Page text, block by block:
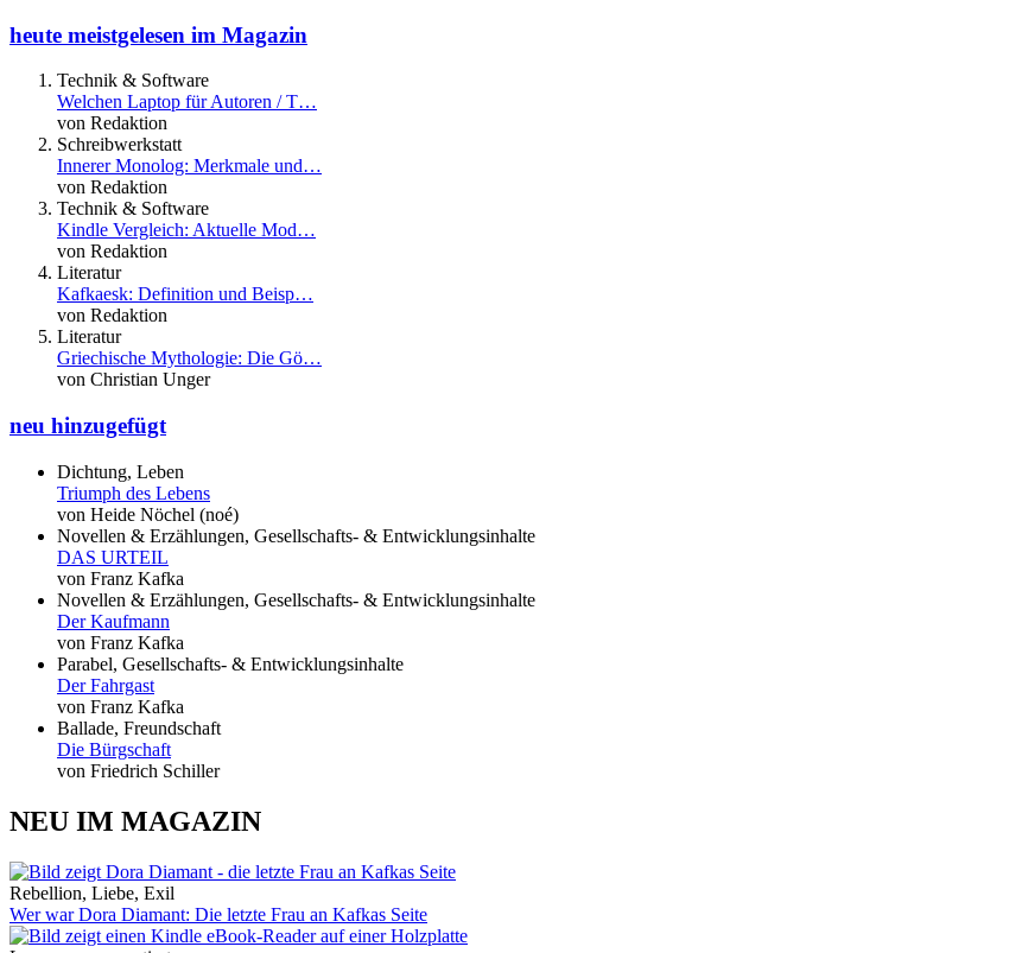
heute meistgelesen im Magazin
Technik & Software
Welchen Laptop für Autoren / T…
von Redaktion
Schreibwerkstatt
Innerer Monolog: Merkmale und…
von Redaktion
Technik & Software
Kindle Vergleich: Aktuelle Mod…
von Redaktion
Literatur
Kafkaesk: Definition und Beisp…
von Redaktion
Literatur
Griechische Mythologie: Die Gö…
von Christian Unger
neu hinzugefügt
Dichtung, Leben
Triumph des Lebens
von Heide Nöchel (noé)
Novellen & Erzählungen, Gesellschafts- & Entwicklungsinhalte
DAS URTEIL
von Franz Kafka
Novellen & Erzählungen, Gesellschafts- & Entwicklungsinhalte
Der Kaufmann
von Franz Kafka
Parabel, Gesellschafts- & Entwicklungsinhalte
Der Fahrgast
von Franz Kafka
Ballade, Freundschaft
Die Bürgschaft
von Friedrich Schiller
NEU IM MAGAZIN
Rebellion, Liebe, Exil
Wer war Dora Diamant: Die letzte Frau an Kafkas Seite